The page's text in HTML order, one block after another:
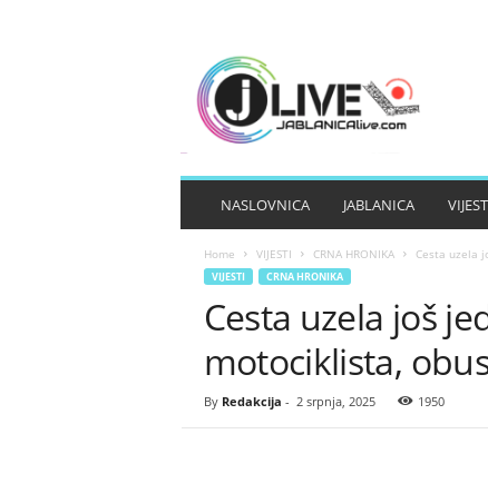
NASLOVNICA JABLANICA
Home VIJESTI CRNA HRONIKA Cesta uzela
VIJESTI CRNA HRONIKA
Cesta uzela još
motociklista,
By Redakcija - 2 srpnja, 2025 1950